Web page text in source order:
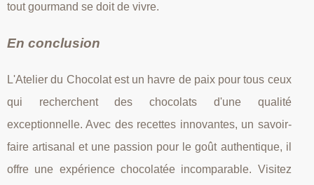
tout gourmand se doit de vivre.
En conclusion
L'Atelier du Chocolat est un havre de paix pour tous ceux
qui recherchent des chocolats d'une qualité
exceptionnelle. Avec des recettes innovantes, un savoir-
faire artisanal et une passion pour le goût authentique, il
offre une expérience chocolatée incomparable. Visitez